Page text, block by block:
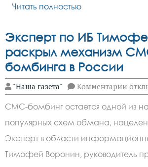
шасси
Читать полностью
Эксперт по ИБ
раскрыл механизм
бомбинга в России
"Наша газета" Комментарии к
по
ИБ
СМС-
СМС-бомбинг остается одной из
популярных схем обмана,
Эксперт в области
Тимофей Воронин, руководитель